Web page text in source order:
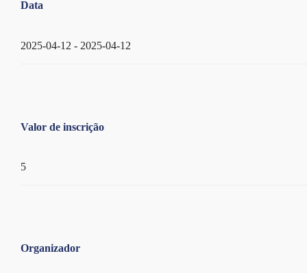
Data
2025-04-12 - 2025-04-12
Valor de inscrição
5
Organizador